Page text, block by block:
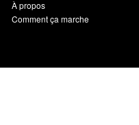
À propos
Comment ça marche